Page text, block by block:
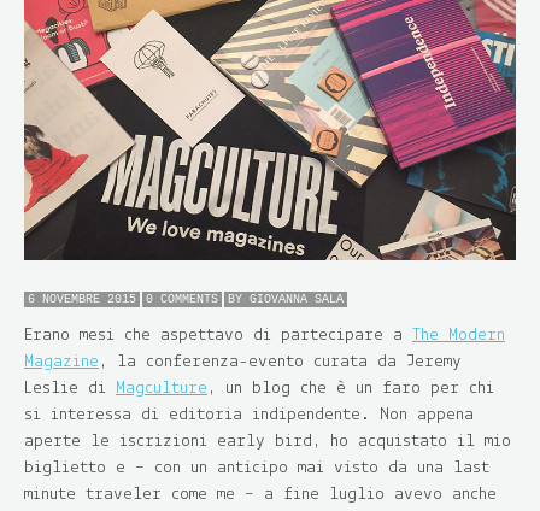
6 NOVEMBRE 2015 0 COMMENTS BY GIOVANNA SALA
Erano mesi che aspettavo di partecipare a
The Modern
Magazine , la conferenza-evento curata da Jeremy
Leslie di Magculture , un blog che è un faro per chi
si interessa di editoria indipendente. Non appena
aperte le iscrizioni early bird, ho acquistato il mio
biglietto e – con un anticipo mai visto da una last
minute traveler come me – a fine luglio avevo anche